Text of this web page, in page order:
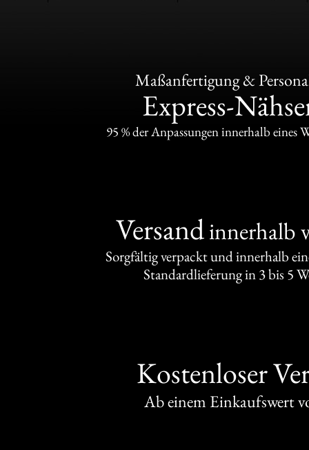
Maßanfertigung &
Express-
95 % der Anpassungen innerhalb eines
Versandinnerhalb
Sorgfältig verpackt und innerhalb
Standardlieferung in 3 bis 5
Kostenloser
Ab einem Einkaufswert